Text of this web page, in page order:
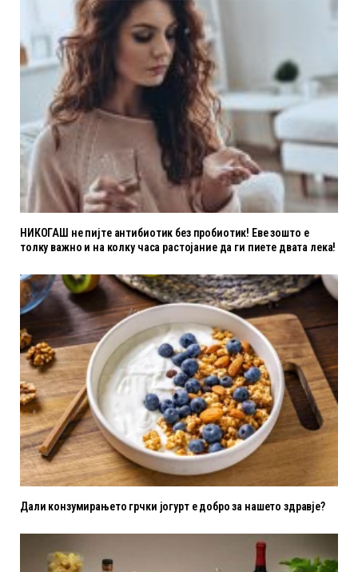
НИКОГАШ не пијте антибиотик без пробиотик! Еве зошто е
толку важно и на колку часа растојание да ги пиете двата лека!
Дали конзумирањето грчки јогурт е добро за нашето здравје?